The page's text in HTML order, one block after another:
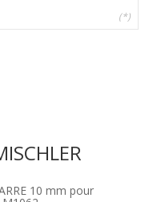
(*)
10 mm pour